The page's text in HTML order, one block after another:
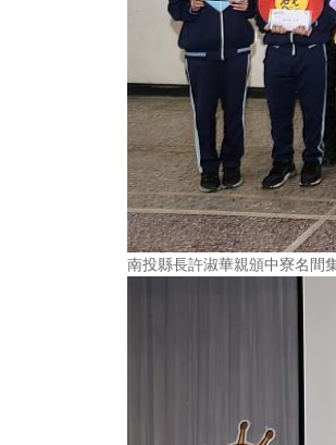
南投縣長許淑華親頒中寮名間